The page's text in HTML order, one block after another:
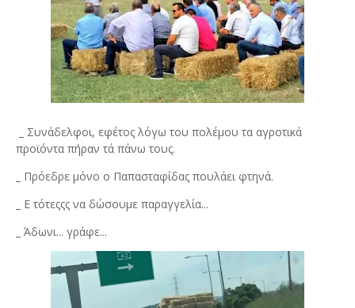
_ Συνάδελφοι, εφέτος λόγω του πολέμου τα αγροτικά
προϊόντα πήραν τά πάνω τους.
_ Πρόεδρε μόνο ο Παπασταφίδας πουλάει φτηνά.
_ Ε τότεςςς να δώσουμε παραγγελία...
_ Άδωνι... γράφε...